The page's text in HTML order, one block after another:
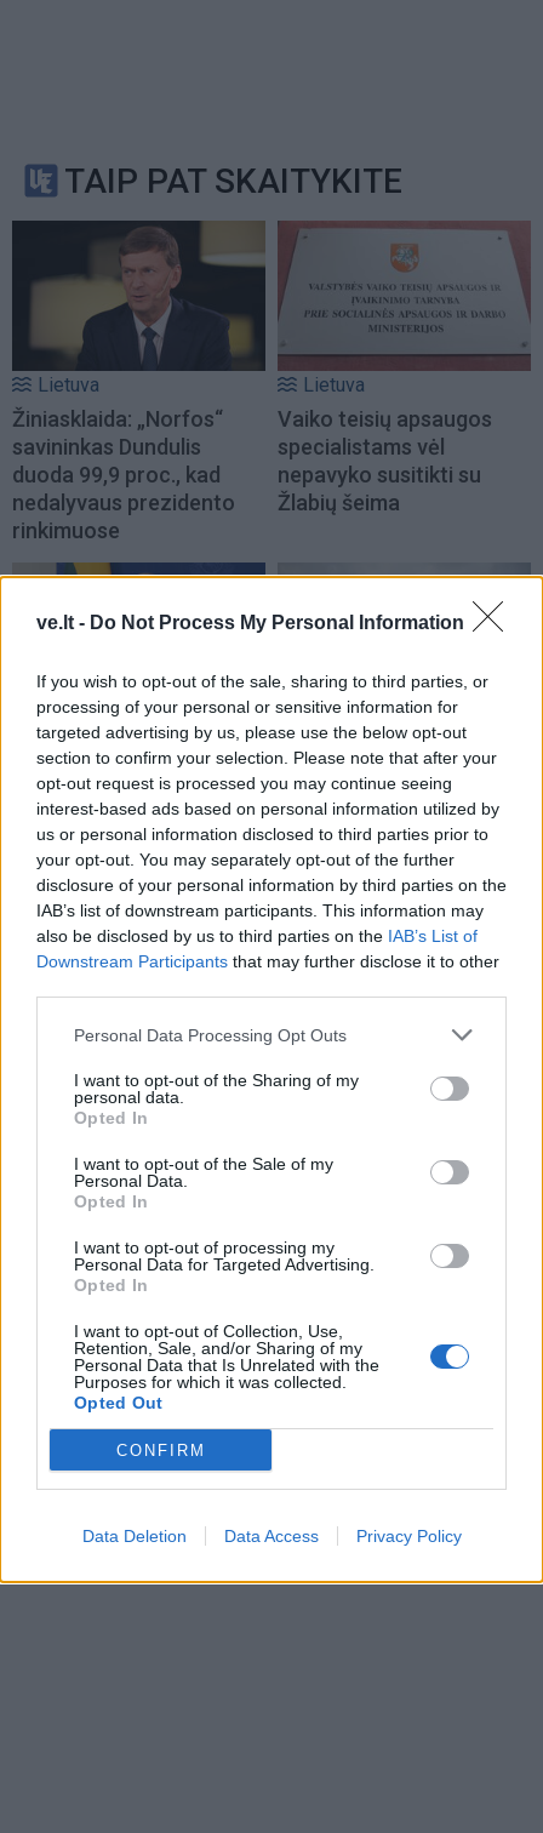
ve.lt - Do Not Process My Personal Information
If you wish to opt-out of the sale, sharing to third parties, or
processing of your personal or sensitive information for
targeted advertising by us, please use the below opt-out
section to confirm your selection. Please note that after your
opt-out request is processed you may continue seeing
interest-based ads based on personal information utilized by
us or personal information disclosed to third parties prior to
your opt-out. You may separately opt-out of the further
disclosure of your personal information by third parties on the
IAB’s list of downstream participants. This information may
also be disclosed by us to third parties on the IAB’s List of
Downstream Participants that may further disclose it to other
Personal Data Processing Opt Outs
I want to opt-out of the Sharing of my
personal data.
Opted In
I want to opt-out of the Sale of my
Personal Data.
Opted In
I want to opt-out of processing my
Personal Data for Targeted Advertising.
Opted In
I want to opt-out of Collection, Use,
Retention, Sale, and/or Sharing of my
Personal Data that Is Unrelated with the
Purposes for which it was collected.
Opted Out
CONFIRM
Data Deletion Data Access Privacy Policy
TAIP PAT SKAITYKITE
Lietuva
Žiniasklaida: „Norfos“
savininkas Dundulis
duoda 99,9 proc., kad
nedalyvaus prezidento
rinkimuose
Lietuva
Vaiko teisių apsaugos
specialistams vėl
nepavyko susitikti su
Žlabių šeima
Lietuva
Seimo pirmininkas:
Kazimira Prunskienė – ne
viršininkė, o lyderė,
uždegusi dirbti Lietuvai
(2)
Lietuva
Mokesčių sumos: TOP-10
įmonių sumokėjo
penktadalį milijardo
Pritarta siūlymui Ukrainos
karo pabėgėliams skirti
per 12 mln. eurų (7)
Į lobistų sąrašą įtraukta
asociacija
Lietuva
Neblaivaus vairavęs
politologas Laučiaus
nesutinka su teismo
nuosprendžiu: prašo leisti
Lietuva
Pasieniečiai už 1,24 mln.